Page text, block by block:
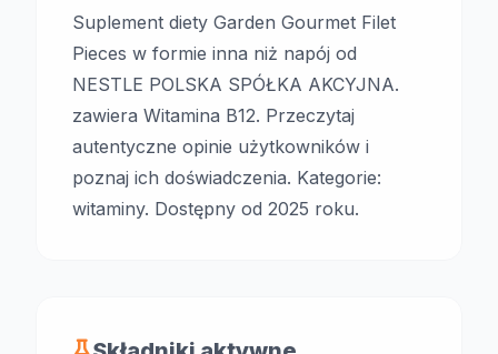
Suplement diety Garden Gourmet Filet
Pieces w formie inna niż napój od
NESTLE POLSKA SPÓŁKA AKCYJNA.
zawiera Witamina B12. Przeczytaj
autentyczne opinie użytkowników i
poznaj ich doświadczenia. Kategorie:
witaminy. Dostępny od 2025 roku.